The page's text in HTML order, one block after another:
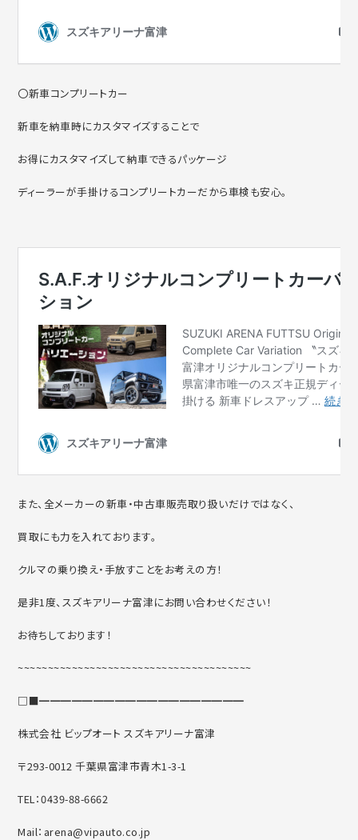
〇新車コンプリートカー
新車を納車時にカスタマイズすることで
お得にカスタマイズして納車できるパッケージ
ディーラーが手掛けるコンプリートカーだから車検も安心。
また、全メーカーの新車・中古車販売取り扱いだけではなく、
買取にも力を入れております。
クルマの乗り換え・手放すことをお考えの方！
是非1度、スズキアリーナ富津にお問い合わせください！
お待ちしております！
~~~~~~~~~~~~~~~~~~~~~~~~~~~~~~~~~~~~~~~
□■━━━━━━━━━━━━━━━━━━━
株式会社 ビップオート スズキアリーナ富津
〒293-0012 千葉県富津市青木1-3-1
TEL：0439-88-6662
Mail：arena@vipauto.co.jp